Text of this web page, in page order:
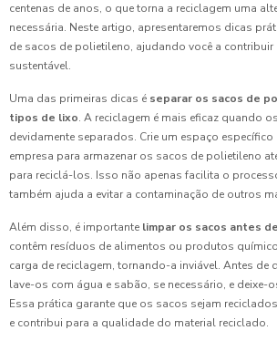
centenas de anos, o que torna a reciclagem uma
necessária. Neste artigo, apresentaremos dicas
de sacos de polietileno, ajudando você a
sustentável.
Uma das primeiras dicas é separar os sacos de
tipos de lixo. A reciclagem é mais eficaz quando
devidamente separados. Crie um espaço específico
empresa para armazenar os sacos de polietileno
para reciclá-los. Isso não apenas facilita o
também ajuda a evitar a contaminação de outros
Além disso, é importante limpar os sacos antes
contêm resíduos de alimentos ou produtos
carga de reciclagem, tornando-a inviável. Antes de
lave-os com água e sabão, se necessário, e deixe-
Essa prática garante que os sacos sejam
e contribui para a qualidade do material reciclado.